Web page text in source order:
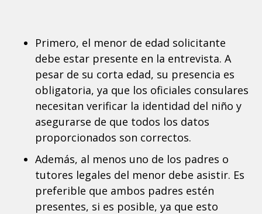
Primero, el menor de edad solicitante
debe estar presente en la entrevista. A
pesar de su corta edad, su presencia es
obligatoria, ya que los oficiales consulares
necesitan verificar la identidad del niño y
asegurarse de que todos los datos
proporcionados son correctos.
Además, al menos uno de los padres o
tutores legales del menor debe asistir. Es
preferible que ambos padres estén
presentes, si es posible, ya que esto